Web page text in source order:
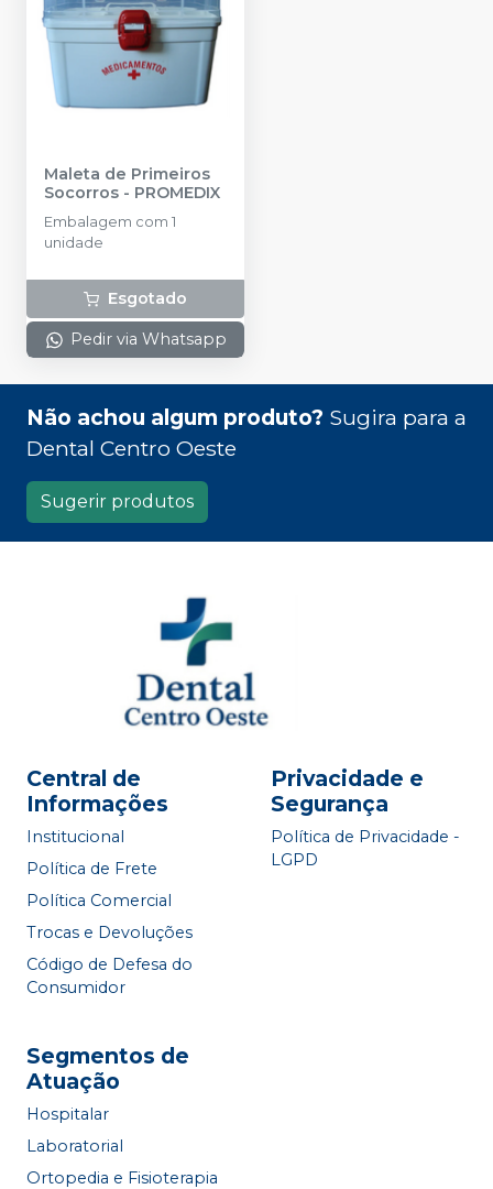
Maleta de Primeiros
Socorros - PROMEDIX
Embalagem com 1
unidade
Esgotado
Pedir via Whatsapp
Não achou algum produto? Sugira para a
Dental Centro Oeste
Sugerir produtos
Central de
Informações
Institucional
Política de Frete
Política Comercial
Trocas e Devoluções
Código de Defesa do
Consumidor
Privacidade e
Segurança
Política de Privacidade -
LGPD
Segmentos de
Atuação
Hospitalar
Laboratorial
Ortopedia e Fisioterapia